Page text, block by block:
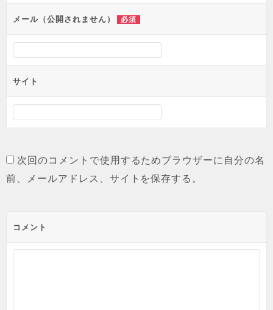
ンメール（公開されません） 必須
サイト
次回のコメントで使用するためブラウザーに自分の名
前、メールアドレス、サイトを保存する。
コメント